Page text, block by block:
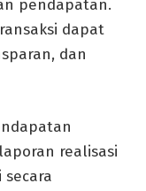
pendapatan.
dapat
dan
realisasi